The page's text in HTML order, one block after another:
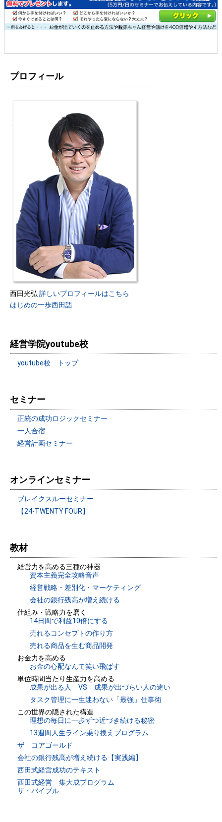
プロフィール
西田光弘 詳しいプロフィールはこちら
はじめの一歩西田語
経営学院youtube校
youtube校 トップ
セミナー
正統の成功ロジックセミナー
一人合宿
経営計画セミナー
オンラインセミナー
ブレイクスルーセミナー
【24-TWENTY FOUR】
教材
経営力を高める三種の神器
資本主義完全攻略音声
経営戦略・差別化・マーケティング
会社の銀行残高が増え続ける
仕組み・戦略力を磨く
14日間で利益10倍にする
売れるコンセプトの作り方
売れる商品を生む商品開発
お金力を高める
お金の心配なんて笑い飛ばす
単位時間当たり生産力を高める
成果が出る人 VS 成果が出づらい人の違い
タスク管理に一生迷わない「最強」仕事術
この世界の隠された構造
理想の毎日に一歩ずつ近づき続ける秘密
13週間人生ライン乗り換えプログラム
ザ コアゴールド
会社の銀行残高が増え続ける【実践編】
西田式経営成功のテキスト
西田式経営 集大成プログラム
ザ・バイブル